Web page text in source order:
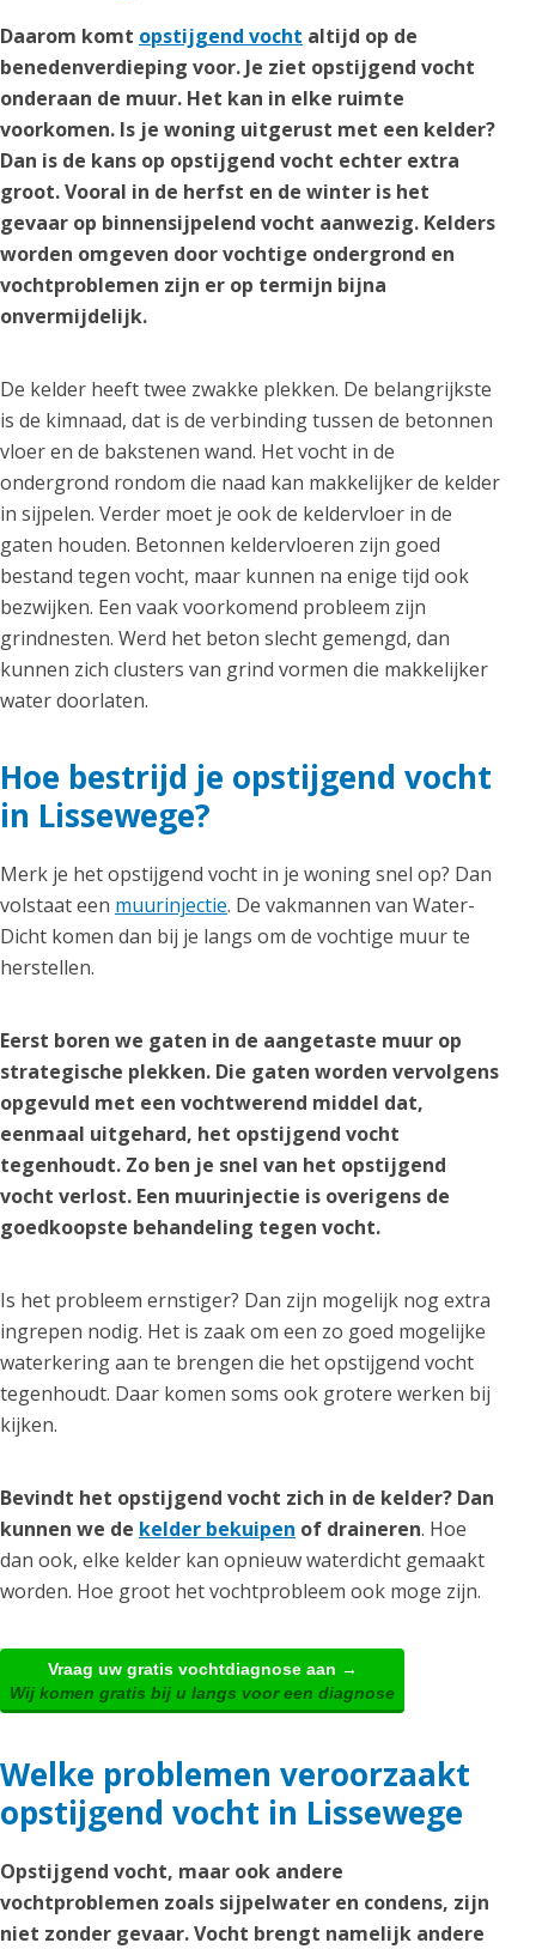
Daarom komt opstijgend vocht altijd op de
benedenverdieping voor. Je ziet opstijgend vocht
onderaan de muur. Het kan in elke ruimte
voorkomen. Is je woning uitgerust met een kelder?
Dan is de kans op opstijgend vocht echter extra
groot. Vooral in de herfst en de winter is het
gevaar op binnensijpelend vocht aanwezig. Kelders
worden omgeven door vochtige ondergrond en
vochtproblemen zijn er op termijn bijna
onvermijdelijk.
De kelder heeft twee zwakke plekken. De belangrijkste
is de kimnaad, dat is de verbinding tussen de betonnen
vloer en de bakstenen wand. Het vocht in de
ondergrond rondom die naad kan makkelijker de kelder
in sijpelen. Verder moet je ook de keldervloer in de
gaten houden. Betonnen keldervloeren zijn goed
bestand tegen vocht, maar kunnen na enige tijd ook
bezwijken. Een vaak voorkomend probleem zijn
grindnesten. Werd het beton slecht gemengd, dan
kunnen zich clusters van grind vormen die makkelijker
water doorlaten.
Hoe bestrijd je opstijgend vocht
in Lissewege?
Merk je het opstijgend vocht in je woning snel op? Dan
volstaat een muurinjectie. De vakmannen van Water-
Dicht komen dan bij je langs om de vochtige muur te
herstellen.
Eerst boren we gaten in de aangetaste muur op
strategische plekken. Die gaten worden vervolgens
opgevuld met een vochtwerend middel dat,
eenmaal uitgehard, het opstijgend vocht
tegenhoudt. Zo ben je snel van het opstijgend
vocht verlost. Een muurinjectie is overigens de
goedkoopste behandeling tegen vocht.
Is het probleem ernstiger? Dan zijn mogelijk nog extra
ingrepen nodig. Het is zaak om een zo goed mogelijke
waterkering aan te brengen die het opstijgend vocht
tegenhoudt. Daar komen soms ook grotere werken bij
kijken.
Bevindt het opstijgend vocht zich in de kelder? Dan
kunnen we de kelder bekuipen of draineren. Hoe
dan ook, elke kelder kan opnieuw waterdicht gemaakt
worden. Hoe groot het vochtprobleem ook moge zijn.
Vraag uw gratis vochtdiagnose aan →
Wij komen gratis bij u langs voor een diagnose
Welke problemen veroorzaakt
opstijgend vocht in Lissewege
Opstijgend vocht, maar ook andere
vochtproblemen zoals sijpelwater en condens, zijn
niet zonder gevaar. Vocht brengt namelijk andere